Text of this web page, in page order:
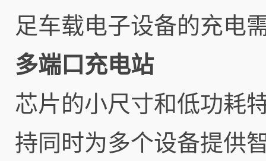
足车载电子设备的充电
多端口充电站
芯片的小尺寸和低功耗
持同时为多个设备提供